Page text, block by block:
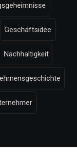
Geschäftsidee
Nachhaltigkeit